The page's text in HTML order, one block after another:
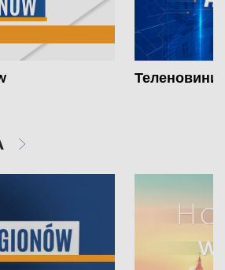
Теленовини